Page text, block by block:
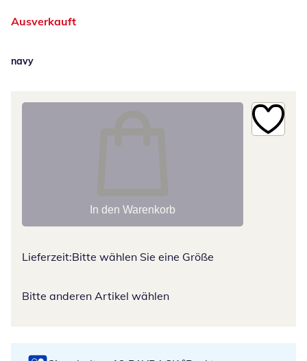
Ausverkauft
navy
In den Warenkorb
Lieferzeit:Bitte wählen Sie eine Größe
Bitte anderen Artikel wählen